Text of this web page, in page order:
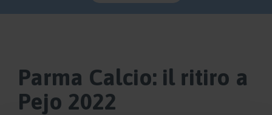
Parma Calcio: il ritiro a
Pejo 2022